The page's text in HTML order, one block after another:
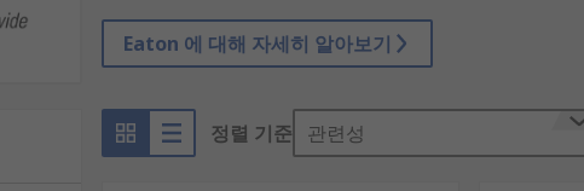
Eaton 에 대해 자세히 알아보기
정렬 기준 관련성